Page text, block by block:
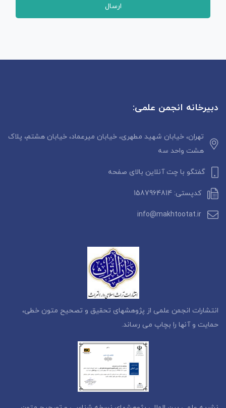
دبیرخانه انجمن علمی:
تهران، خیابان شهید مطهری، خیابان میرعماد، خیابان هشتم، پلاک
هشت واحد سه
گفتگو با چت آنلاین بالای صفحه
کدپستی: 1587964814
info@makhtootat.ir
انتشارات انجمن علمی از پژوهشهای تحقیق و تصحیح متون خطی،
حمایت و آنها را بچاپ می رساند.